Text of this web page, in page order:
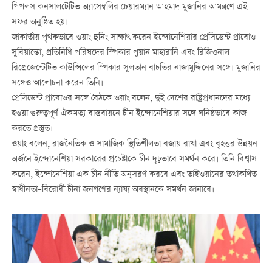
পিপলস কনসালটেটিভ অ্যাসেম্বলির চেয়ারম্যান আহমাদ মুজানির আমন্ত্রণে এই
সফর অনুষ্ঠিত হয়।
জাকার্তায় পৃথকভাবে ওয়াং হুনিং সাক্ষাৎ করেন ইন্দোনেশিয়ার প্রেসিডেন্ট প্রাবোও
সুবিয়ান্তো, প্রতিনিধি পরিষদের স্পিকার পুয়ান মাহারানি এবং রিজিওনাল
রিপ্রেজেন্টেটিভ কাউন্সিলের স্পিকার সুলতান বাচতির নাজামুদ্দিনের সঙ্গে। মুজানির
সঙ্গেও আলোচনা করেন তিনি।
প্রেসিডেন্ট প্রাবোওর সঙ্গে বৈঠকে ওয়াং বলেন, দুই দেশের রাষ্ট্রপ্রধানদের মধ্যে
হওয়া গুরুত্বপূর্ণ ঐকমত্য বাস্তবায়নে চীন ইন্দোনেশিয়ার সঙ্গে ঘনিষ্ঠভাবে কাজ
করতে প্রস্তুত।
ওয়াং বলেন, রাজনৈতিক ও সামাজিক স্থিতিশীলতা বজায় রাখা এবং বৃহত্তর উন্নয়ন
অর্জনে ইন্দোনেশিয়া সরকারের প্রচেষ্টাকে চীন দৃঢ়ভাবে সমর্থন করে। তিনি বিশ্বাস
করেন, ইন্দোনেশিয়া এক চীন নীতি অনুসরণ করবে এবং তাইওয়ানের তথাকথিত
স্বাধীনতা–বিরোধী চীনা জনগণের ন্যায্য অবস্থানকে সমর্থন জানাবে।